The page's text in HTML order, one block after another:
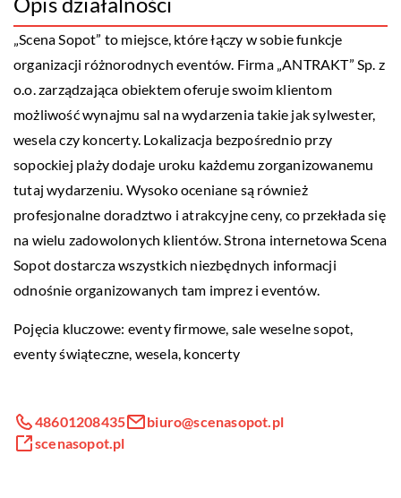
„Scena Sopot” to miejsce, które łączy w sobie funkcje
organizacji różnorodnych eventów. Firma „ANTRAKT” Sp. z
o.o. zarządzająca obiektem oferuje swoim klientom
możliwość wynajmu sal na wydarzenia takie jak sylwester,
wesela czy koncerty. Lokalizacja bezpośrednio przy
sopockiej plaży dodaje uroku każdemu zorganizowanemu
tutaj wydarzeniu. Wysoko oceniane są również
profesjonalne doradztwo i atrakcyjne ceny, co przekłada się
na wielu zadowolonych klientów. Strona internetowa Scena
Sopot dostarcza wszystkich niezbędnych informacji
odnośnie organizowanych tam imprez i eventów.
Pojęcia kluczowe: eventy firmowe, sale weselne sopot,
eventy świąteczne, wesela, koncerty
48601208435
biuro@scenasopot.pl
scenasopot.pl